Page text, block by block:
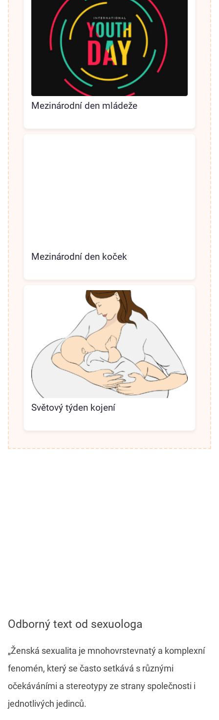
Mezinárodní den mládeže
Mezinárodní den koček
Světový týden kojení
Odborný text od sexuologa
„Ženská sexualita je mnohovrstevnatý a komplexní
fenomén, který se často setkává s různými
očekáváními a stereotypy ze strany společnosti i
jednotlivých jedinců.